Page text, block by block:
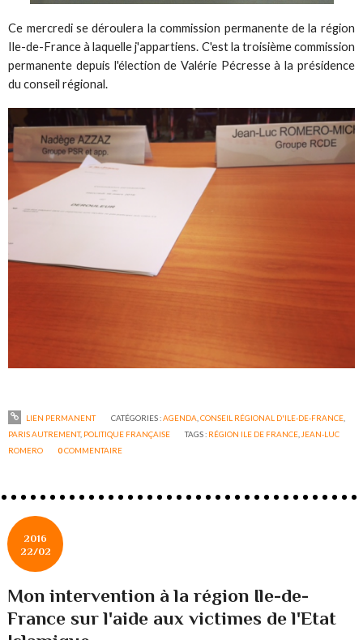
Ce mercredi se déroulera la commission permanente de la région
Ile-de-France à laquelle j'appartiens. C'est la troisième commission
permanente depuis l'élection de Valérie Pécresse à la présidence
du conseil régional.
LIEN PERMANENT CATÉGORIES :AGENDA CONSEIL RÉGIONAL D'ILE-DE-FRANCE,
PARIS AUTREMENT, POLITIQUE FRANÇAISE TAGS : RÉGION ILE DE FRANCE JEAN-LUC
ROMERO
0COMMENTAIRE
2016
22/02
Mon intervention à la région Ile-de-
France sur l'aide aux victimes de l'Etat